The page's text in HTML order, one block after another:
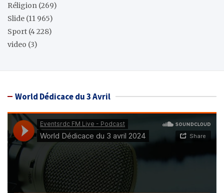
Réligion (269)
Slide (11 965)
Sport (4 228)
video (3)
World Dédicace du 3 Avril